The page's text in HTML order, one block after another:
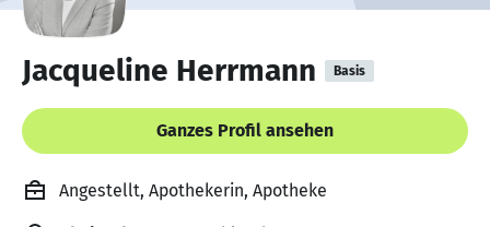
Jacqueline Herrmann Basis
Ganzes Profil ansehen
Angestellt, Apothekerin, Apotheke